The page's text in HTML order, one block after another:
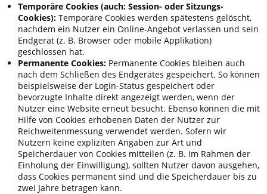
Temporäre Cookies (auch: Session- oder Sitzungs-
Cookies): Temporäre Cookies werden spätestens gelöscht,
nachdem ein Nutzer ein Online-Angebot verlassen und sein
Endgerät (z. B. Browser oder mobile Applikation)
geschlossen hat.
Permanente Cookies: Permanente Cookies bleiben auch
nach dem Schließen des Endgerätes gespeichert. So können
beispielsweise der Login-Status gespeichert oder
bevorzugte Inhalte direkt angezeigt werden, wenn der
Nutzer eine Website erneut besucht. Ebenso können die mit
Hilfe von Cookies erhobenen Daten der Nutzer zur
Reichweitenmessung verwendet werden. Sofern wir
Nutzern keine expliziten Angaben zur Art und
Speicherdauer von Cookies mitteilen (z. B. im Rahmen der
Einholung der Einwilligung), sollten Nutzer davon ausgehen,
dass Cookies permanent sind und die Speicherdauer bis zu
zwei Jahre betragen kann.